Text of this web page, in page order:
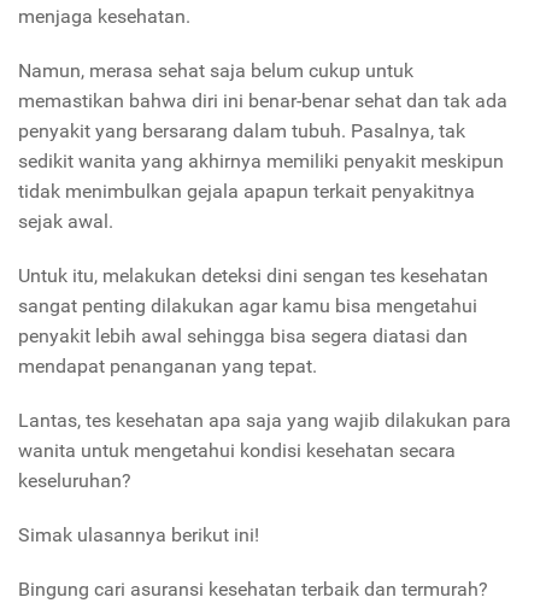
menjaga kesehatan.
Namun, merasa sehat saja belum cukup untuk
memastikan bahwa diri ini benar-benar sehat dan tak ada
penyakit yang bersarang dalam tubuh. Pasalnya, tak
sedikit wanita yang akhirnya memiliki penyakit meskipun
tidak menimbulkan gejala apapun terkait penyakitnya
sejak awal.
Untuk itu, melakukan deteksi dini sengan tes kesehatan
sangat penting dilakukan agar kamu bisa mengetahui
penyakit lebih awal sehingga bisa segera diatasi dan
mendapat penanganan yang tepat.
Lantas, tes kesehatan apa saja yang wajib dilakukan para
wanita untuk mengetahui kondisi kesehatan secara
keseluruhan?
Simak ulasannya berikut ini!
Bingung cari asuransi kesehatan terbaik dan termurah?